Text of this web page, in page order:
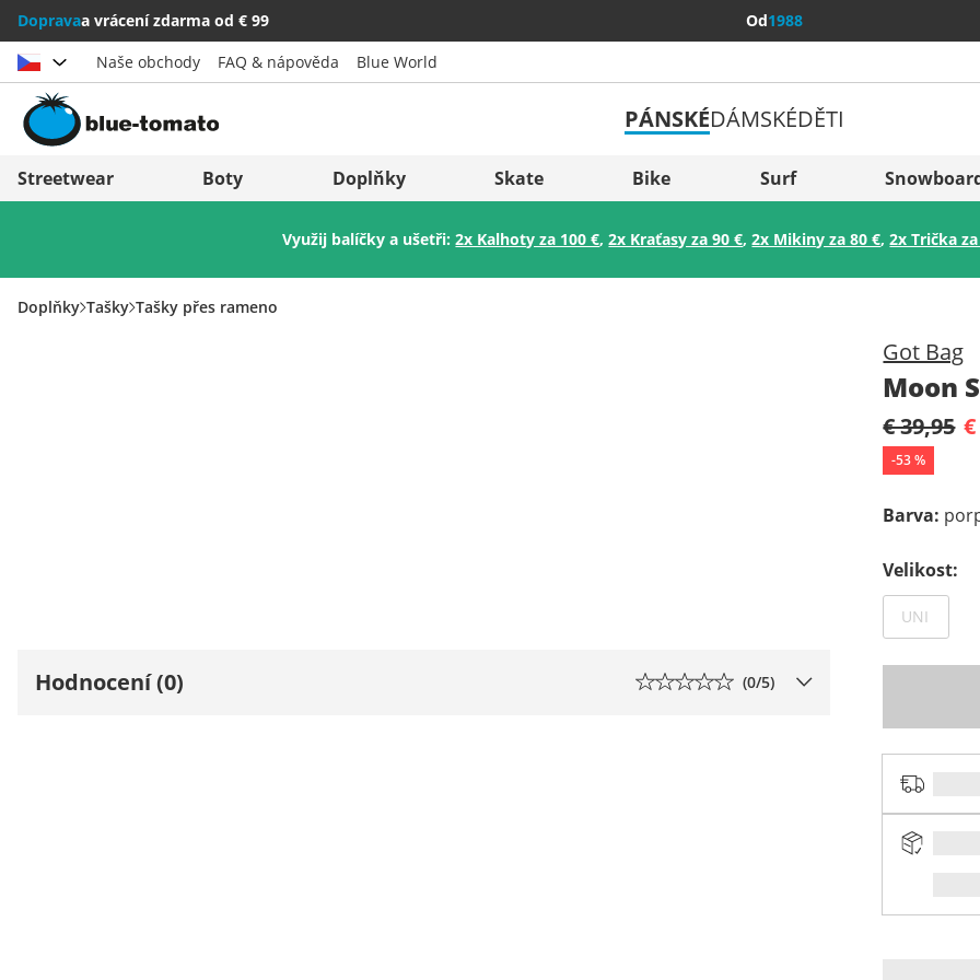
Dopravaa vrácení zdarma od € 99 Od1988
Vybrat zemi
Österreich
Italia (Italiano)
Italien (Deutsch)
Slovenija
België (Nederlands)
Naše obchody FAQ & nápověda Blue World
PÁNSKÉDÁMSKÉDĚTI
Streetwear Boty Doplňky Skate Bike Surf
Využij balíčky a ušetři:2x Kalhoty za 100 €,2x Kraťasy za 90 €,2x Mikiny za 80 €,2x Trička
Doplňky Tašky Tašky přes rameno
Got Bag
Moon
€ 39,95
-53%
Barva:
Velikost:
UNI
Hodnocení (0) (0/5)